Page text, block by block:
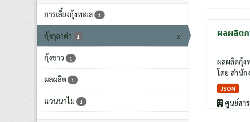
การเลี้ยงกุ้งทะเล 1
กุ้งกุลาดำ 1 x
กุ้งขาว 1
ผลผลิต 1
แวนนาไม 1
ผลผลิตก
ผลผลิตกุ้ง
โดย สำนัก
JSON
ศูนย์สาร